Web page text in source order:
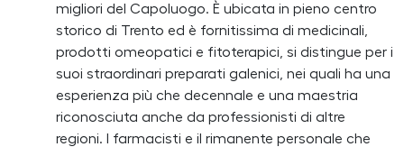
migliori del Capoluogo. È ubicata in pieno centro
storico di Trento ed è fornitissima di medicinali,
prodotti omeopatici e fitoterapici, si distingue per i
suoi straordinari preparati galenici, nei quali ha una
esperienza più che decennale e una maestria
riconosciuta anche da professionisti di altre
regioni. I farmacisti e il rimanente personale che